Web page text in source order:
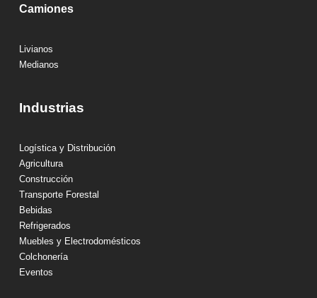
Camiones
Livianos
Medianos
Industrias
Logística y Distribución
Agricultura
Construcción
Transporte Forestal
Bebidas
Refrigerados
Muebles y Electrodomésticos
Colchonería
Eventos